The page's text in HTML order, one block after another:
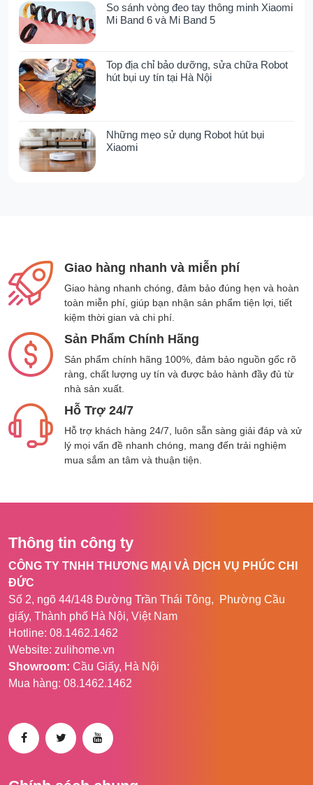
So sánh vòng đeo tay thông minh Xiaomi
Mi Band 6 và Mi Band 5
Top địa chỉ bảo dưỡng, sửa chữa Robot
hút bụi uy tín tại Hà Nội
Những mẹo sử dụng Robot hút bụi
Xiaomi
Giao hàng nhanh và miễn phí
Giao hàng nhanh chóng, đảm bảo đúng hẹn và hoàn
toàn miễn phí, giúp bạn nhận sản phẩm tiện lợi, tiết
kiệm thời gian và chi phí.
Sản Phẩm Chính Hãng
Sản phẩm chính hãng 100%, đảm bảo nguồn gốc rõ
ràng, chất lượng uy tín và được bảo hành đầy đủ từ
nhà sản xuất.
Hỗ Trợ 24/7
Hỗ trợ khách hàng 24/7, luôn sẵn sàng giải đáp và xử
lý mọi vấn đề nhanh chóng, mang đến trải nghiệm
mua sắm an tâm và thuận tiện.
Thông tin công ty
CÔNG TY TNHH THƯƠNG MẠI VÀ DỊCH VỤ PHÚC CHI
ĐỨC
Số 2, ngõ 44/148 Đường Trần Thái Tông, Phường Cầu
giấy, Thành phố Hà Nội, Việt Nam
Hotline: 08.1462.1462
Website: zulihome.vn
Showroom: Cầu Giấy, Hà Nội
Mua hàng: 08.1462.1462